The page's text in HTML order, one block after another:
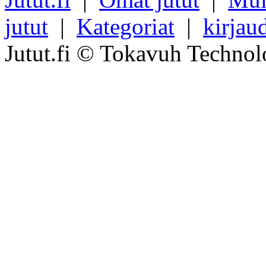
jutut | Kategoriat |
Jutut.fi © Tokavuh